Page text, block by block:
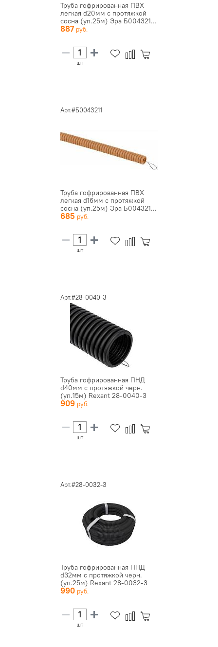
Труба гофрированная ПВХ
легкая d20мм с протяжкой
сосна (уп.25м) Эра Б004321...
887
шт
Арт.#Б0043211
Труба гофрированная ПВХ
легкая d16мм с протяжкой
сосна (уп.25м) Эра Б004321...
685
шт
Арт.#28-0040-3
Труба гофрированная ПНД
d40мм с протяжкой черн.
(уп.15м) Rexant 28-0040-3
909
шт
Арт.#28-0032-3
Труба гофрированная ПНД
d32мм с протяжкой черн.
(уп.25м) Rexant 28-0032-3
990
шт